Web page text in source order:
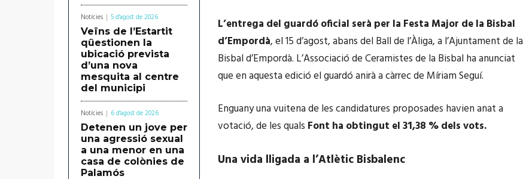
Notícies 5 d'agost de 2026
Veïns de l’Estartit
qüestionen la
ubicació prevista
d’una nova
mesquita al centre
del municipi
Notícies 6 d'agost de 2026
Detenen un jove per
una agressió sexual
a una menor en una
casa de colònies de
Palamós
L’entrega del guardó oficial serà per la Festa Major de la Bisbal
d’Empordà, el 15 d’agost, abans del Ball de l’Àliga, a l’Ajuntament de la
Bisbal d’Empordà. L’Associació de Ceramistes de la Bisbal ha anunciat
que en aquesta edició el guardó anirà a càrrec de Míriam Seguí.
Enguany una vuitena de les candidatures proposades havien anat a
votació, de les quals Font ha obtingut el 31,38 % dels vots.
Una vida lligada a l’Atlètic Bisbalenc